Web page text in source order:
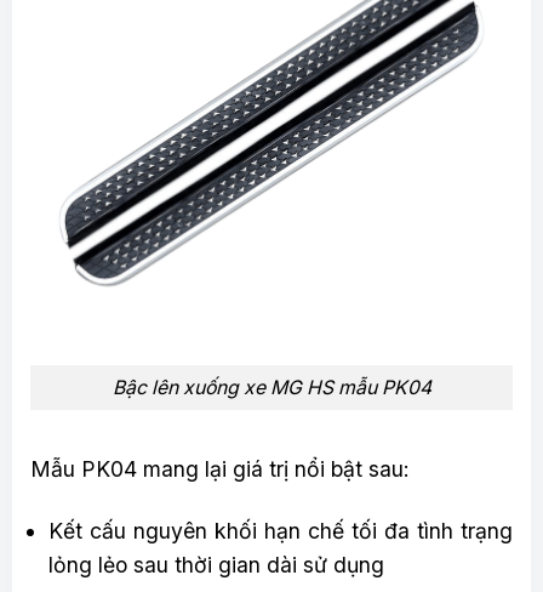
Bậc lên xuống xe MG HS mẫu PK04
Mẫu PK04 mang lại giá trị nổi bật sau:
Kết cấu nguyên khối hạn chế tối đa tình trạng
lỏng lẻo sau thời gian dài sử dụng